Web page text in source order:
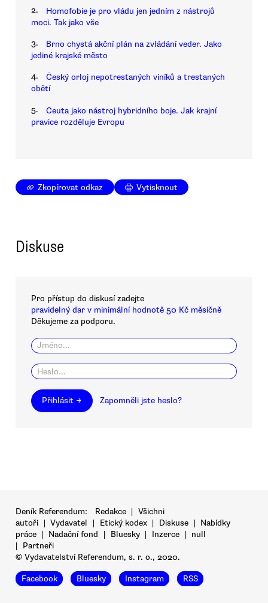
2.
Homofobie je pro vládu jen jedním z nástrojů
moci. Tak jako vše
3.
Brno chystá akční plán na zvládání veder. Jako
jediné krajské město
4.
Český orloj nepotrestaných viníků a trestaných
obětí
5.
Ceuta jako nástroj hybridního boje. Jak krajní
pravice rozděluje Evropu
Zkopírovat odkaz Vytisknout
Diskuse
Pro přístup do diskusí zadejte
pravidelný dar v minimální hodnotě 50 Kč měsíčně
Děkujeme za podporu.
Přihlásit → Zapomněli jste heslo?
Deník Referendum: Redakce | Všichni
autoři | Vydavatel | Etický kodex | Diskuse | Nabídky
práce | Nadační fond | Bluesky | Inzerce | null
|
Partneři
© Vydavatelství Referendum, s. r. o., 2020.
Facebook Bluesky Instagram RSS